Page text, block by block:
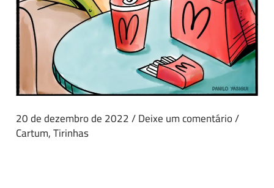
20 de dezembro de 2022/Deixe um comentário/
Cartum,Tirinhas